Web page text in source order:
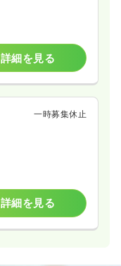
詳細を見る
一時募集休止
詳細を見る